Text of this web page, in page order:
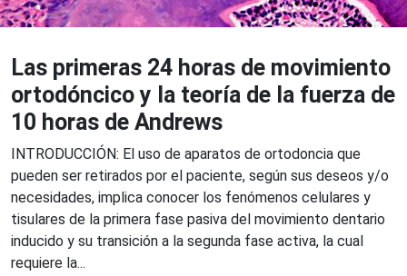
Las primeras 24 horas de movimiento
ortodóncico y la teoría de la fuerza de
10 horas de Andrews
INTRODUCCIÓN: El uso de aparatos de ortodoncia que
pueden ser retirados por el paciente, según sus deseos y/o
necesidades, implica conocer los fenómenos celulares y
tisulares de la primera fase pasiva del movimiento dentario
inducido y su transición a la segunda fase activa, la cual
requiere la...